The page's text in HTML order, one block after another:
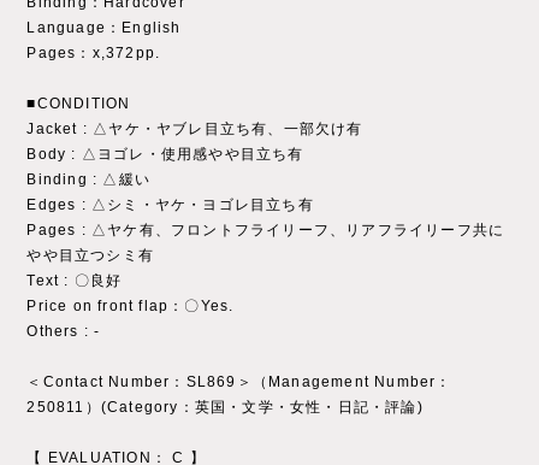
Language：English
Pages：x,372pp.
■CONDITION
Jacket : △ヤケ・ヤブレ目立ち有、一部欠け有
Body : △ヨゴレ・使用感やや目立ち有
Binding : △緩い
Edges : △シミ・ヤケ・ヨゴレ目立ち有
Pages : △ヤケ有、フロントフライリーフ、リアフライリーフ共に
やや目立つシミ有
Text : 〇良好
Price on front flap：〇Yes.
Others : ‐
＜Contact Number：SL869＞（Management Number：
250811）(Category：英国・文学・女性・日記・評論)
【 EVALUATION： C 】